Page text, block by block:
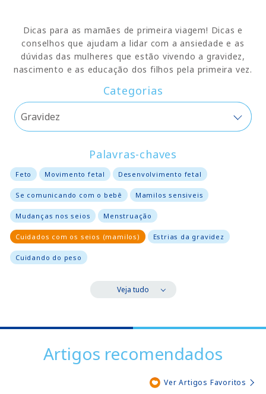
Dicas para as mamães de primeira viagem! Dicas e
conselhos que ajudam a lidar com a ansiedade e as
dúvidas das mulheres que estão vivendo a gravidez,
nascimento e as educação dos filhos pela primeira vez.
Categorias
Palavras-chaves
Feto Movimento fetal Desenvolvimento fetal
Se comunicando com o bebê Mamilos sensiveis
Mudanças nos seios Menstruação
Cuidados com os seios (mamilos) Estrias da gravidez
Cuidando do peso
Veja tudo
Artigos recomendados
Ver Artigos Favoritos